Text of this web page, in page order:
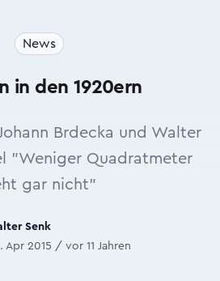
News
in den 1920ern
Brdecka und Walter
"Weniger Quadratmeter
gar nicht"
Senk
Apr 2015 / vor 11 Jahren